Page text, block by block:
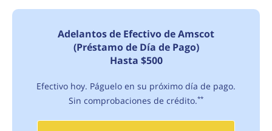
Adelantos de Efectivo de Amscot
(Préstamo de Día de Pago)
Hasta $500
Efectivo hoy. Páguelo en su próximo día de pago.
Sin comprobaciones de crédito.**